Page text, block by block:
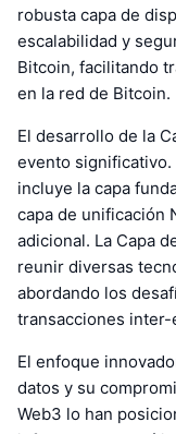
robusta capa de
escalabilidad y
Bitcoin, facilitando
en la red de Bitcoin.
El desarrollo de la
evento
incluye la capa
capa de unificación
adicional. La Capa
reunir diversas
abordando los
transacciones
El enfoque
datos y su
Web3 lo han